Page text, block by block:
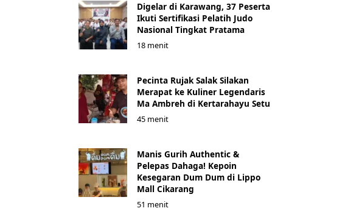
Digelar di Karawang, 37 Peserta
Ikuti Sertifikasi Pelatih Judo
Nasional Tingkat Pratama
18 menit
Pecinta Rujak Salak Silakan
Merapat ke Kuliner Legendaris
Ma Ambreh di Kertarahayu Setu
45 menit
Manis Gurih Authentic &
Pelepas Dahaga! Kepoin
Kesegaran Dum Dum di Lippo
Mall Cikarang
51 menit